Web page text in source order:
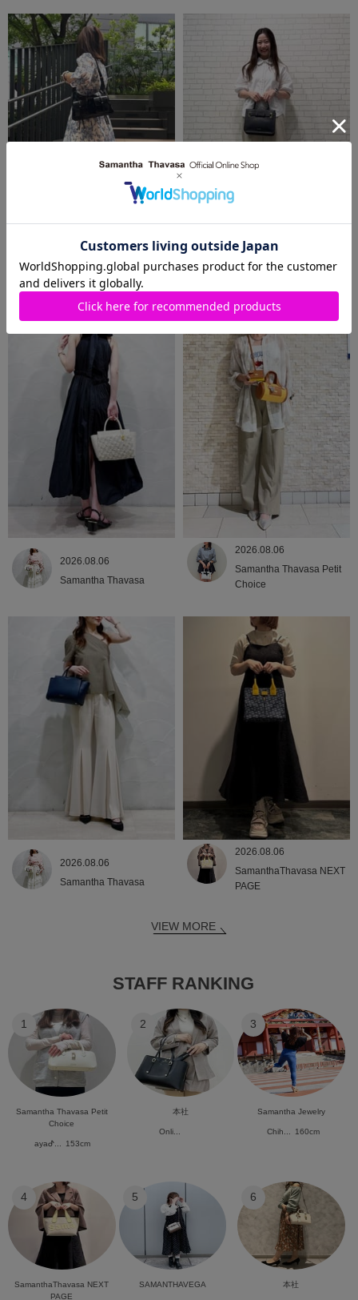
2026.08.07
Samantha Thavasa Petit
Choice
2026.08.06
2026.08.06
Samantha Thavasa
2026.08.06
Samantha Thavasa Petit
Choice
2026.08.06
Samantha Thavasa
2026.08.06
SamanthaThavasa NEXT
PAGE
VIEW MORE
STAFF RANKING
1
Samantha Thavasa Petit
Choice
ayaᕷ... 153cm
2
本社
Onli...
3
Samantha Jewelry
Chih... 160cm
4
SamanthaThavasa NEXT
PAGE
5
SAMANTHAVEGA
6
本社